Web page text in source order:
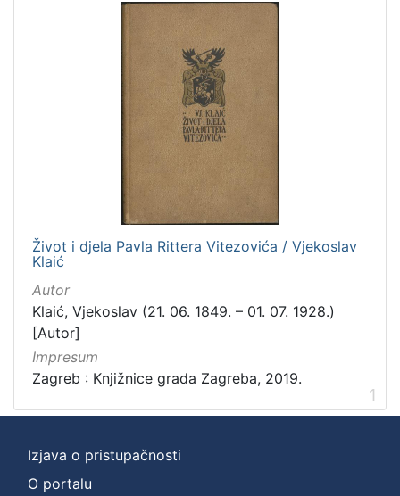
Život i djela Pavla Rittera Vitezovića / Vjekoslav
Klaić
Autor
Klaić, Vjekoslav (21. 06. 1849. – 01. 07. 1928.)
[Autor]
Impresum
Zagreb : Knjižnice grada Zagreba, 2019.
1
Izjava o pristupačnosti
O portalu